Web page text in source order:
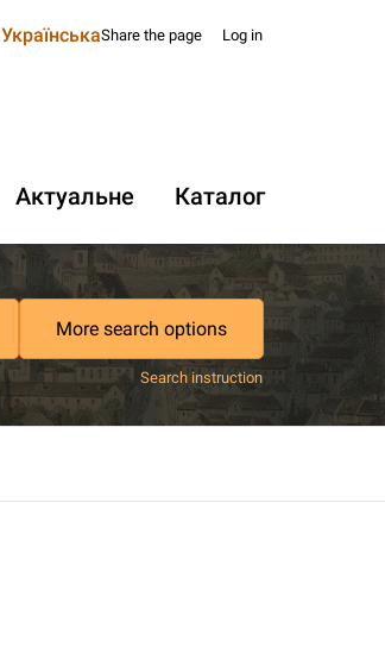
УкраїнськаShare the page Log in
Актуальне Каталог
More search options
Search instruction